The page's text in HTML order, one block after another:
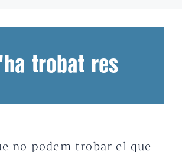
trobat res
no podem trobar el que